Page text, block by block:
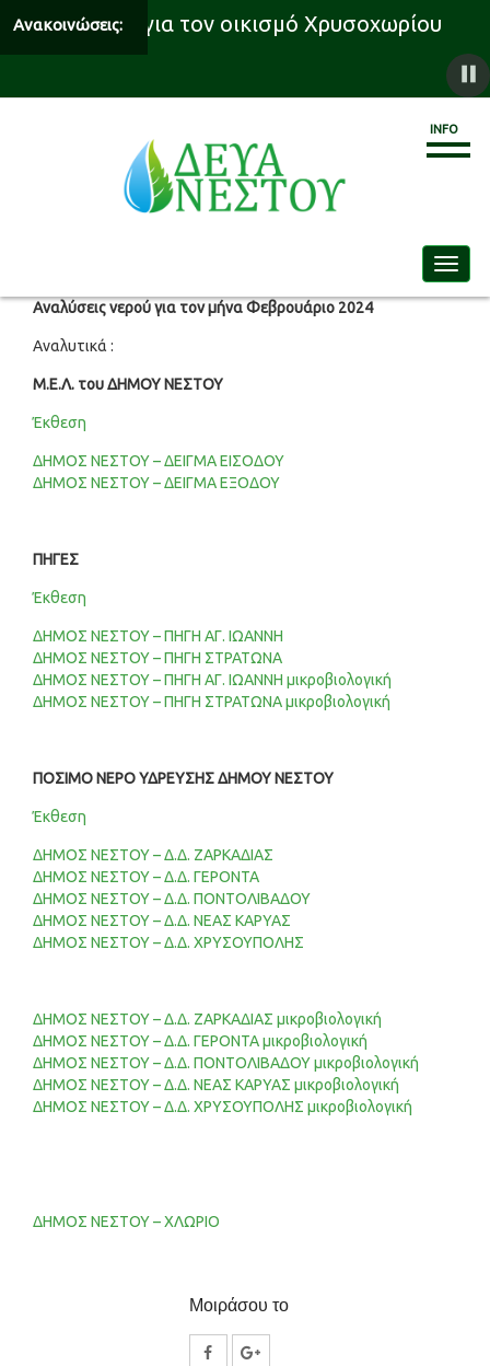
Ανακοινώσεις: για τον οικισμό Χρυσοχωρίου
INFO
Αναλύσεις νερού για τον μήνα Φεβρουάριο 2024
Αναλυτικά :
Μ.Ε.Λ. του ΔΗΜΟΥ ΝΕΣΤΟΥ
Έκθεση
ΔΗΜΟΣ ΝΕΣΤΟΥ – ΔΕΙΓΜΑ ΕΙΣΟΔΟΥ
ΔΗΜΟΣ ΝΕΣΤΟΥ – ΔΕΙΓΜΑ ΕΞΟΔΟΥ
ΠΗΓΕΣ
Έκθεση
ΔΗΜΟΣ ΝΕΣΤΟΥ – ΠΗΓΗ ΑΓ. ΙΩΑΝΝΗ
ΔΗΜΟΣ ΝΕΣΤΟΥ – ΠΗΓΗ ΣΤΡΑΤΩΝΑ
ΔΗΜΟΣ ΝΕΣΤΟΥ – ΠΗΓΗ ΑΓ. ΙΩΑΝΝΗ μικροβιολογική
ΔΗΜΟΣ ΝΕΣΤΟΥ – ΠΗΓΗ ΣΤΡΑΤΩΝΑ μικροβιολογική
ΠΟΣΙΜΟ ΝΕΡΟ ΥΔΡΕΥΣΗΣ ΔΗΜΟΥ ΝΕΣΤΟΥ
Έκθεση
ΔΗΜΟΣ ΝΕΣΤΟΥ – Δ.Δ. ΖΑΡΚΑΔΙΑΣ
ΔΗΜΟΣ ΝΕΣΤΟΥ – Δ.Δ. ΓΕΡΟΝΤΑ
ΔΗΜΟΣ ΝΕΣΤΟΥ – Δ.Δ. ΠΟΝΤΟΛΙΒΑΔΟΥ
ΔΗΜΟΣ ΝΕΣΤΟΥ – Δ.Δ. ΝΕΑΣ ΚΑΡΥΑΣ
ΔΗΜΟΣ ΝΕΣΤΟΥ – Δ.Δ. ΧΡΥΣΟΥΠΟΛΗΣ
ΔΗΜΟΣ ΝΕΣΤΟΥ – Δ.Δ. ΖΑΡΚΑΔΙΑΣ μικροβιολογική
ΔΗΜΟΣ ΝΕΣΤΟΥ – Δ.Δ. ΓΕΡΟΝΤΑ μικροβιολογική
ΔΗΜΟΣ ΝΕΣΤΟΥ – Δ.Δ. ΠΟΝΤΟΛΙΒΑΔΟΥ μικροβιολογική
ΔΗΜΟΣ ΝΕΣΤΟΥ – Δ.Δ. ΝΕΑΣ ΚΑΡΥΑΣ μικροβιολογική
ΔΗΜΟΣ ΝΕΣΤΟΥ – Δ.Δ. ΧΡΥΣΟΥΠΟΛΗΣ μικροβιολογική
ΔΗΜΟΣ ΝΕΣΤΟΥ – ΧΛΩΡΙΟ
Μοιράσου το
ΚοινοποίησηΚοινοποίηση